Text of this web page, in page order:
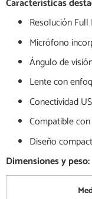
Resolución
Micrófono
Ángulo de
Lente con
Conectividad
Compatible
Diseño
Dimensiones y peso: